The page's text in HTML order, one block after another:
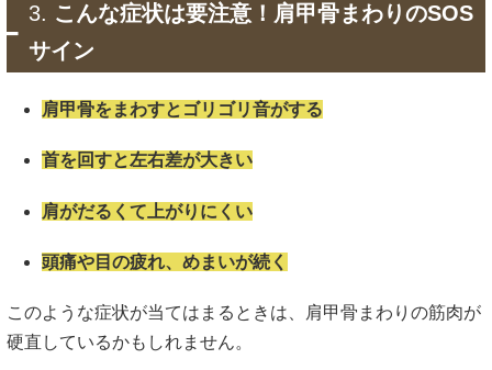
3. こんな症状は要注意！肩甲骨まわりのSOS
サイン
肩甲骨をまわすとゴリゴリ音がする
首を回すと左右差が大きい
肩がだるくて上がりにくい
頭痛や目の疲れ、めまいが続く
このような症状が当てはまるときは、肩甲骨まわりの筋肉が
硬直しているかもしれません。